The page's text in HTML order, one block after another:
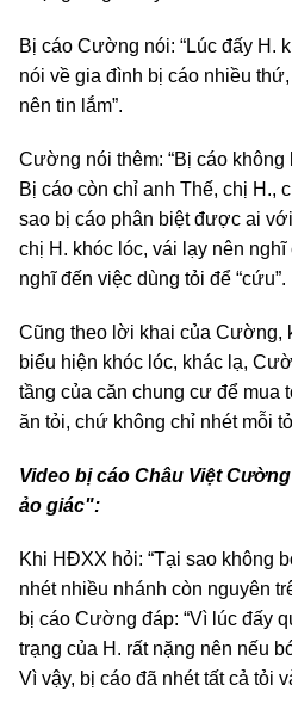
Bị cáo Cường nói: “Lúc đấy H.
nói về gia đình bị cáo nhiều
nên tin lắm”.
Cường nói thêm: “Bị cáo
Bị cáo còn chỉ anh Thế, chị H.,
sao bị cáo phân biệt được ai
chị H. khóc lóc, vái lạy nên
nghĩ đến việc dùng tỏi để
Cũng theo lời khai của Cường,
biểu hiện khóc lóc, khác lạ,
tầng của căn chung cư để mua
ăn tỏi, chứ không chỉ nhét mỗi
Video bị cáo Châu Việt
ảo giác":
Khi HĐXX hỏi: “Tại sao không
nhét nhiều nhánh còn nguyên
bị cáo Cường đáp: “Vì lúc đấy
trạng của H. rất nặng nên nếu
Vì vậy, bị cáo đã nhét tất cả tỏi